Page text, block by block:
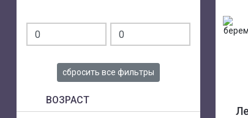
сбросить все фильтры
ВОЗРАСТ